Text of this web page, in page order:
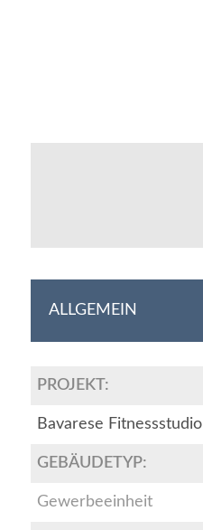
ALLGEMEIN
PROJEKT:
Bavarese Fitnessstudio
GEBÄUDETYP:
Gewerbeeinheit